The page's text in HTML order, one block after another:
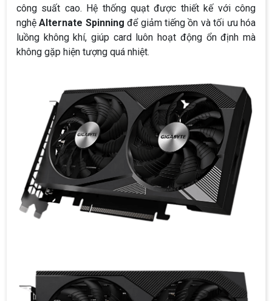
công suất cao. Hệ thống quạt được thiết kế với công
nghệAlternate Spinning để giảm tiếng ồn và tối ưu hóa
luồng không khí, giúp card luôn hoạt động ổn định mà
không gặp hiện tượng quá nhiệt.